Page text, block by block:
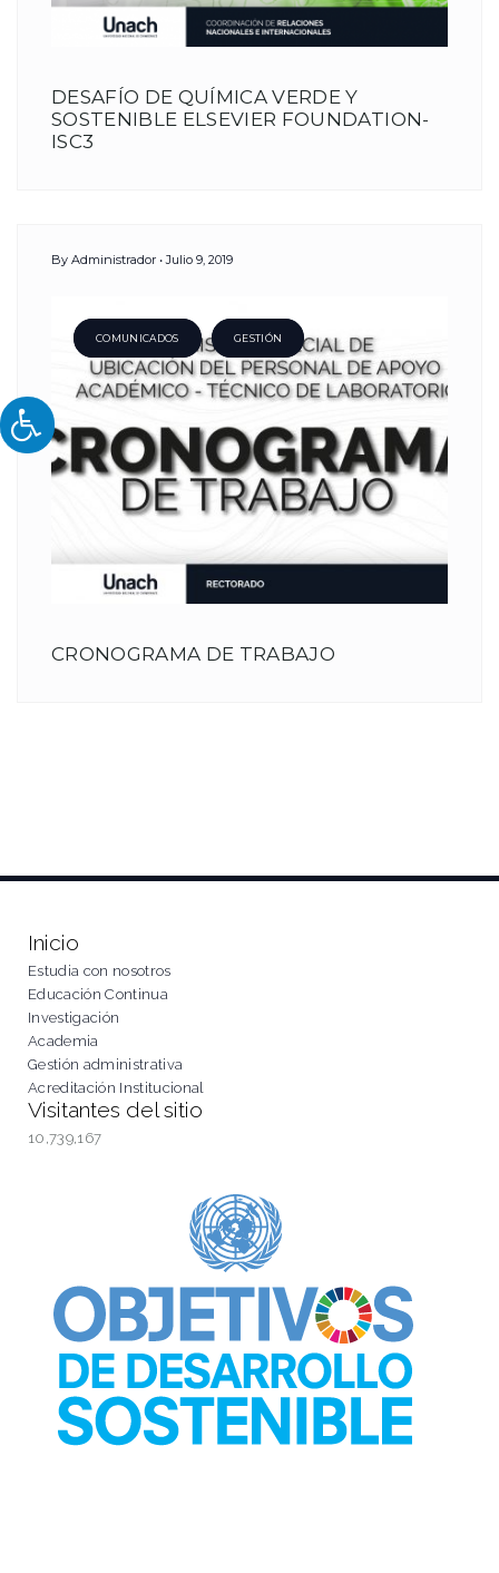
DESAFÍO DE QUÍMICA VERDE Y
SOSTENIBLE ELSEVIER FOUNDATION-
ISC3
By Administrador Julio 9, 2019
COMUNICADOS GESTIÓN
CRONOGRAMA DE TRABAJO
Inicio
Estudia con nosotros
Educación Continua
Investigación
Academia
Gestión administrativa
Acreditación Institucional
Visitantes del sitio
10,739,167